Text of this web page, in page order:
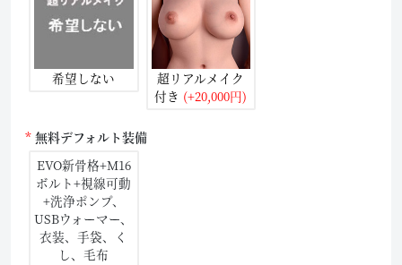
希望しない
超リアルメイク
付き (+20,000円)
無料デフォルト装備
EVO新骨格+M16
ボルト+視線可動
+洗浄ポンプ、
USBウォーマー、
衣装、手袋、く
し、毛布